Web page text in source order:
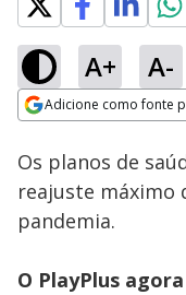
A+ A-
Adicione como fonte
Ativar
Loaded
59.15%
Os planos de
reajuste máximo
pandemia.
O PlayPlus